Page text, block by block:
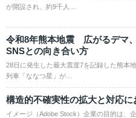
が開設され、約9千人…
令和8年熊本地震 広がるデマ
SNSとの向き合い方
28日に発生した最大震度7を記録した熊本
列車「ななつ星」が…
構造的不確実性の拡大と対応
イメージ（Adobe Stock）企業の目的は、